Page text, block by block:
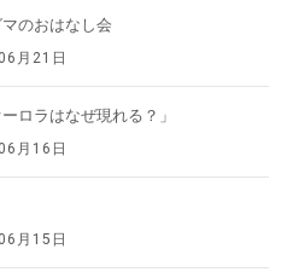
のおはなし会
月21日
ロラはなぜ現れる？」
月16日
月15日